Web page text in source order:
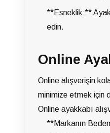
**Esneklik:**
edin.
Online
Online alışverişin
minimize etmek için
Online ayakkabı
**Markanın